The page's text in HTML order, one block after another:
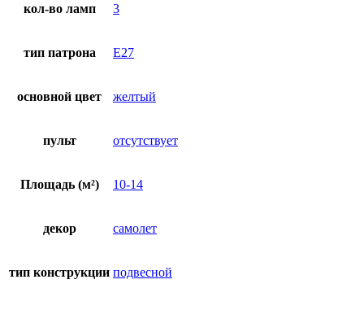
кол-во ламп 3
тип патрона E27
основной цвет желтый
пульт отсутствует
Площадь (м²) 10-14
декор самолет
тип конструкции подвесной